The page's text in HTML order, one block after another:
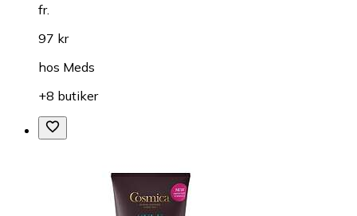
fr.
97 kr
hos Meds
+8 butiker